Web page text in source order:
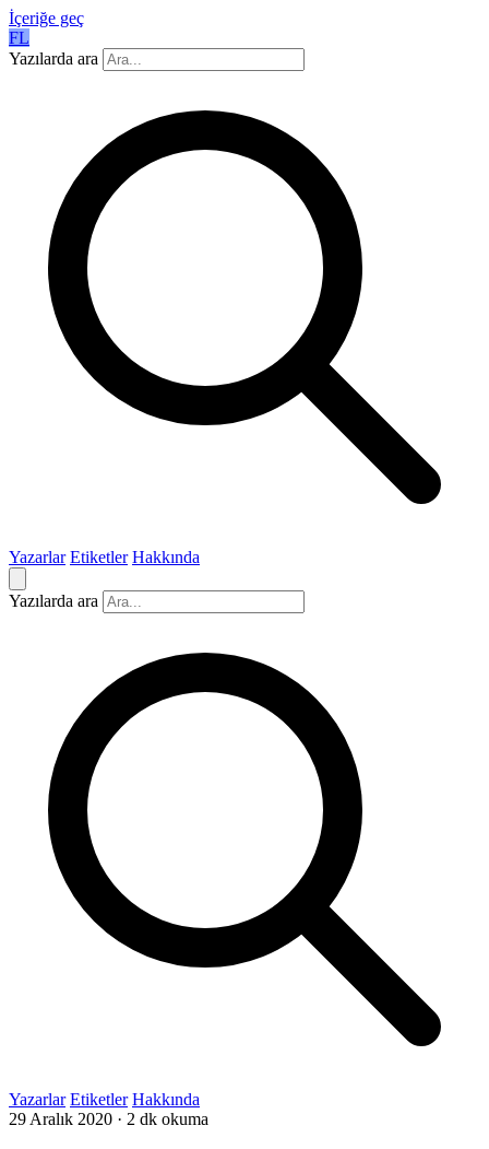
İçeriğe geç
FL
Yazılarda ara
Yazarlar Etiketler Hakkında
Yazılarda ara
Yazarlar Etiketler Hakkında
29 Aralık 2020 · 2 dk okuma